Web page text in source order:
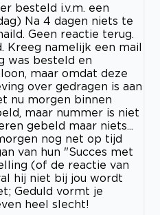
besteld i.v.m. een
Na 4 dagen niets te
Geen reactie terug.
Kreeg namelijk een mail
was besteld en
maar omdat deze
over gedragen is aan
nu morgen binnen
maar nummer is niet
gebeld maar niets...
nog net op tijd
van hun "Succes met
(of de reactie van
hij niet bij jou wordt
Geduld vormt je
heel slecht!